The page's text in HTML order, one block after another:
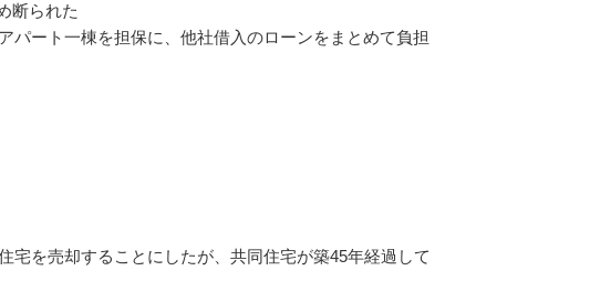
断られた
パート一棟を担保に、他社借入のローンをまとめて負担
を売却することにしたが、共同住宅が築45年経過して